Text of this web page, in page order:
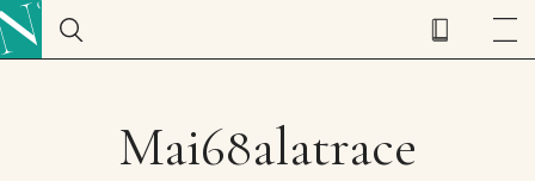
Mai68alatrace